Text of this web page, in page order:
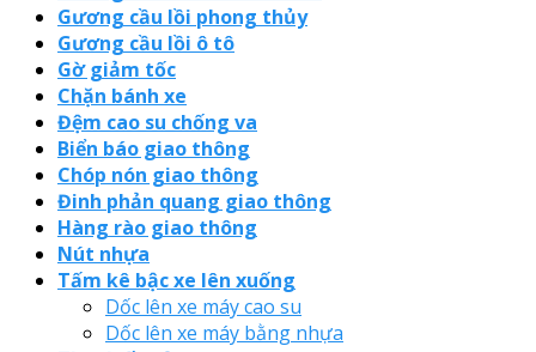
Gương cầu lồi phong thủy
Gương cầu lồi ô tô
Gờ giảm tốc
Chặn bánh xe
Đệm cao su chống va
Biển báo giao thông
Chóp nón giao thông
Đinh phản quang giao thông
Hàng rào giao thông
Nút nhựa
Tấm kê bậc xe lên xuống
Dốc lên xe máy cao su
Dốc lên xe máy bằng nhựa